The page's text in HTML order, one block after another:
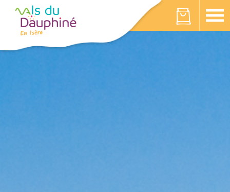
Votre panier est vide
Panneau de gestion des cookies